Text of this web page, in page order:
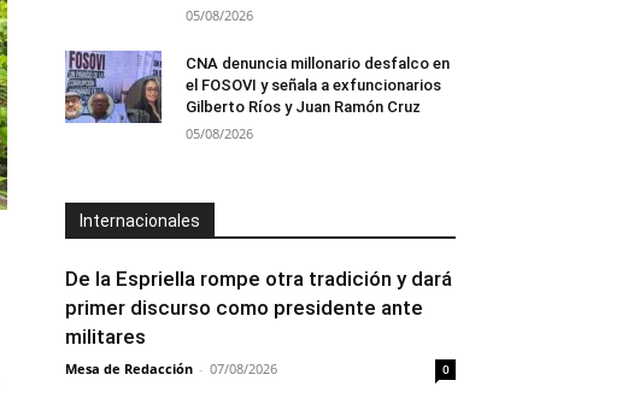
05/08/2026
CNA denuncia millonario desfalco en
el FOSOVI y señala a exfuncionarios
Gilberto Ríos y Juan Ramón Cruz
05/08/2026
Internacionales
De la Espriella rompe otra tradición y dará
primer discurso como presidente ante
militares
Mesa de Redacción - 07/08/2026 0